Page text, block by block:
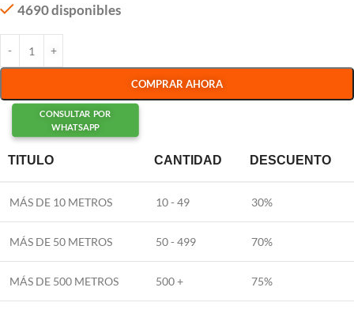
4690 disponibles
COMPRAR AHORA
CONSULTAR POR
WHATSAPP
TITULO CANTIDAD DESCUENTO
MÁS DE 10 METROS 10 - 49 30%
MÁS DE 50 METROS 50 - 499 70%
MÁS DE 500 METROS 500 + 75%